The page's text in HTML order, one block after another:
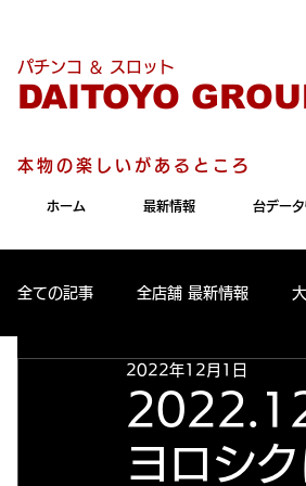
パチンコ ＆ スロット
DAITOYO
本物の楽しいがあるところ
ホーム 最新情報 台デー
全ての記事 全店舗 最新情報
パールサーティーン 最新情報
大東洋東通り店 出玉ランキング
ヨロシ
2022年12月1日